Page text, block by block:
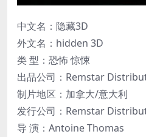
中文名：隐藏3D
外文名：hidden 3D
类 型：恐怖 惊悚
出品公司：Remstar
制片地区：加拿大/意大利
发行公司：Remstar
导 演：Antoine Thomas